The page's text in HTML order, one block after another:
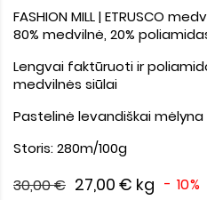
FASHION MILL | ETRUSCO
80% medvilnė, 20%
Lengvai faktūruoti ir
medvilnės siūlai
Pastelinė levandiškai
Storis: 280m/100g
27,00 € kg - 10%
30,00 €